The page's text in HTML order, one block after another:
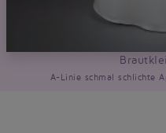
A-Linie schmal schlichte